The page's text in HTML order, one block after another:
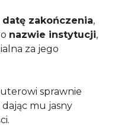
datę zakończenia,
nazwie instytucji,
za jego
sprawnie
mu jasny